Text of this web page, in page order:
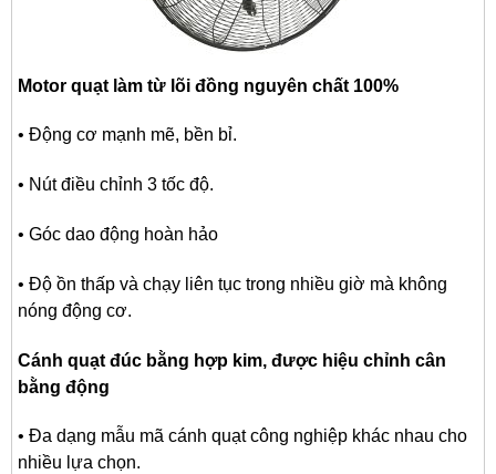
Motor quạt làm từ lõi đồng nguyên chất 100%
• Động cơ mạnh mẽ, bền bỉ.
• Nút điều chỉnh 3 tốc độ.
• Góc dao động hoàn hảo
• Độ ồn thấp và chạy liên tục trong nhiều giờ mà không
nóng động cơ.
Cánh quạt đúc bằng hợp kim, được hiệu chỉnh cân
bằng động
• Đa dạng mẫu mã cánh quạt công nghiệp khác nhau cho
nhiều lựa chọn.